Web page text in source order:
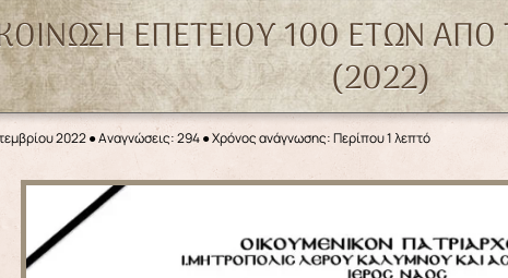
ΕΠΕΤΕΙΟΥ 100 ΕΤΩΝ
(2022)
2022●Αναγνώσεις: 294● Χρόνος ανάγνωσης: Περίπου 1 λεπτό